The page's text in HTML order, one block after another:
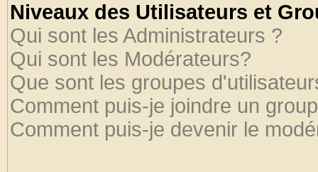
Niveaux des Utilisateurs et
Qui sont les Administrateurs ?
Qui sont les Modérateurs?
Que sont les groupes
Comment puis-je joindre un
Comment puis-je devenir le